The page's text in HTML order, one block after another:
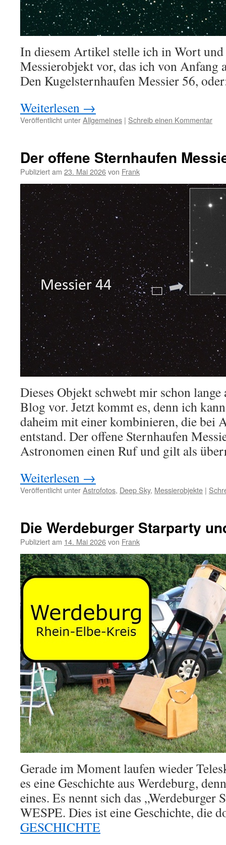
In diesem Artikel stelle ich in Wort
Messierobjekt vor, das ich von Anfang
Den Kugelsternhaufen Messier 56,
Weiterlesen →
Veröffentlicht unterAllgemeines | Schreib einen Kommentar
Der offene Sternhaufen
Publiziert am 23. Mai 2026von Frank
Dieses Objekt schwebt mir schon
Blog vor. Jetzt kommt es, denn ich
daheim mit einer kombinieren, die bei
entstand. Der offene Sternhaufen
Astronomen einen Ruf und gilt als
Weiterlesen →
Veröffentlicht unterAstrofotos, Deep Sky, Messierobjekte |
Die Werdeburger Starparty
Publiziert am 14. Mai 2026von Frank
Gerade im Moment laufen wieder
es eine Geschichte aus Werdeburg,
eines. Es nennt sich das „Werdeburger
WESPE. Dies ist eine Geschichte, die
GESCHICHTE